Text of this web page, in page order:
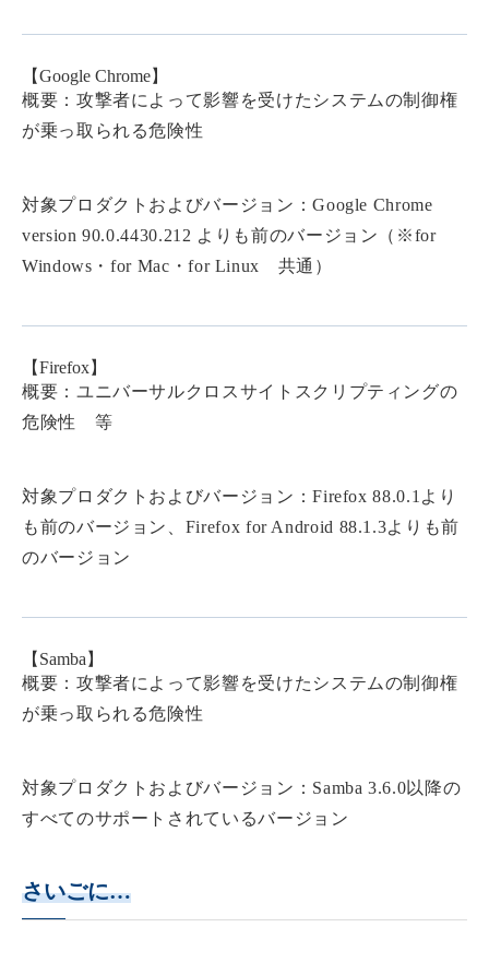
【Google Chrome】
概要：攻撃者によって影響を受けたシステムの制御権
が乗っ取られる危険性
対象プロダクトおよびバージョン：Google Chrome
version 90.0.4430.212 よりも前のバージョン（※for
Windows・for Mac・for Linux 共通）
【Firefox】
概要：ユニバーサルクロスサイトスクリプティングの
危険性 等
対象プロダクトおよびバージョン：Firefox 88.0.1より
も前のバージョン、Firefox for Android 88.1.3よりも前
のバージョン
【Samba】
概要：攻撃者によって影響を受けたシステムの制御権
が乗っ取られる危険性
対象プロダクトおよびバージョン：Samba 3.6.0以降の
すべてのサポートされているバージョン
さいごに…